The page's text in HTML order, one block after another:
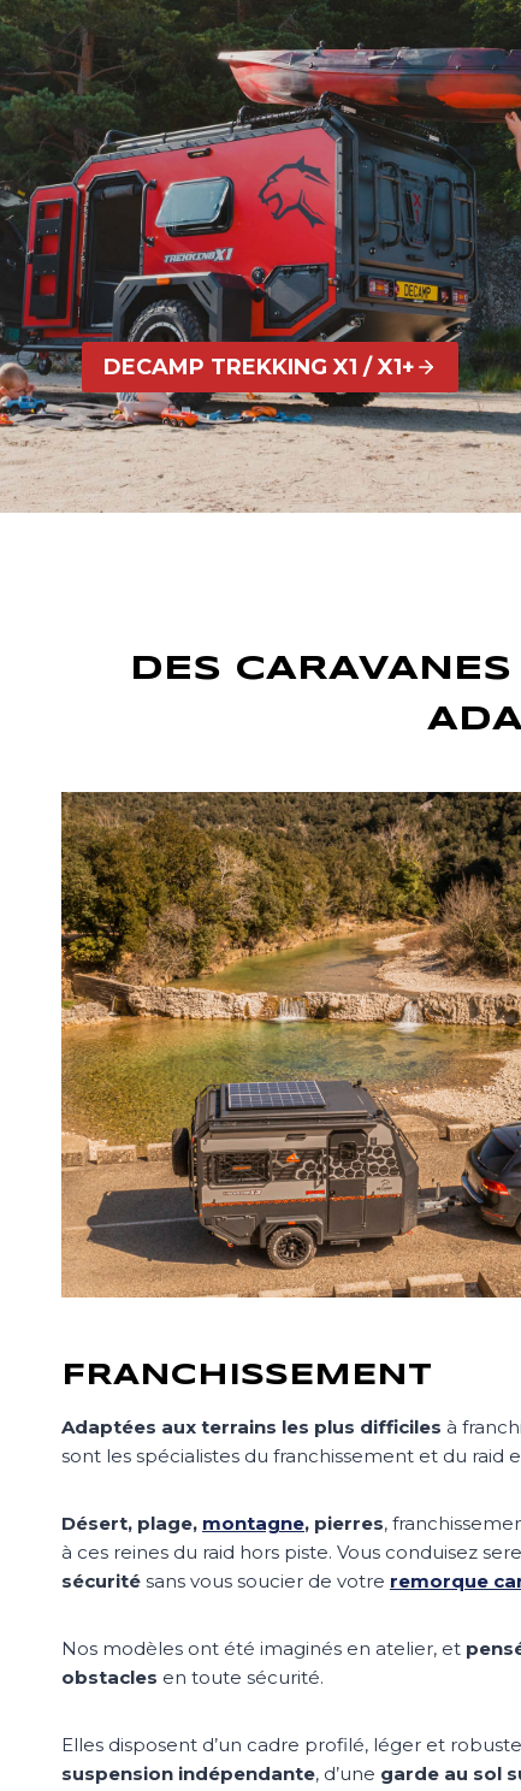
DECAMP TREKKING X1 / X1+
DES
FRANCHISSEMENT
Adaptées aux terrains les plus difficiles à
sont les spécialistes du franchissement et du raid
Désert, plage, montagne, pierres,
à ces reines du raid hors piste. Vous conduisez
sécurité sans vous soucier de votre remorque
Nos modèles ont été imaginés en atelier, et
obstacles en toute sécurité.
Elles disposent d’un cadre profilé, léger et
suspension indépendante, d’une garde au sol